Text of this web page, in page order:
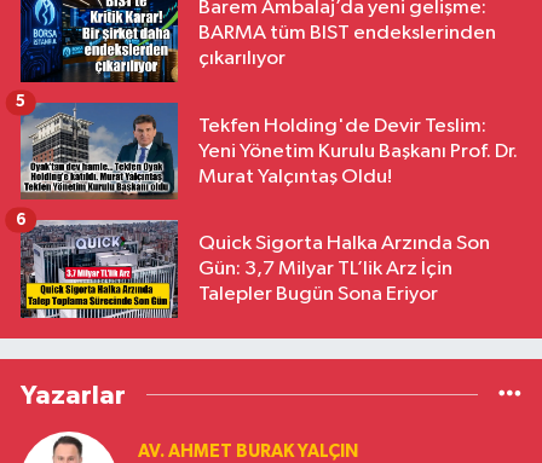
Barem Ambalaj’da yeni gelişme:
BARMA tüm BIST endekslerinden
çıkarılıyor
Tekfen Holding'de Devir Teslim:
Yeni Yönetim Kurulu Başkanı Prof. Dr.
Murat Yalçıntaş Oldu!
5
Quick Sigorta Halka Arzında Son
Gün: 3,7 Milyar TL’lik Arz İçin
Talepler Bugün Sona Eriyor
6
Yazarlar
AV. AHMET BURAK YALÇIN